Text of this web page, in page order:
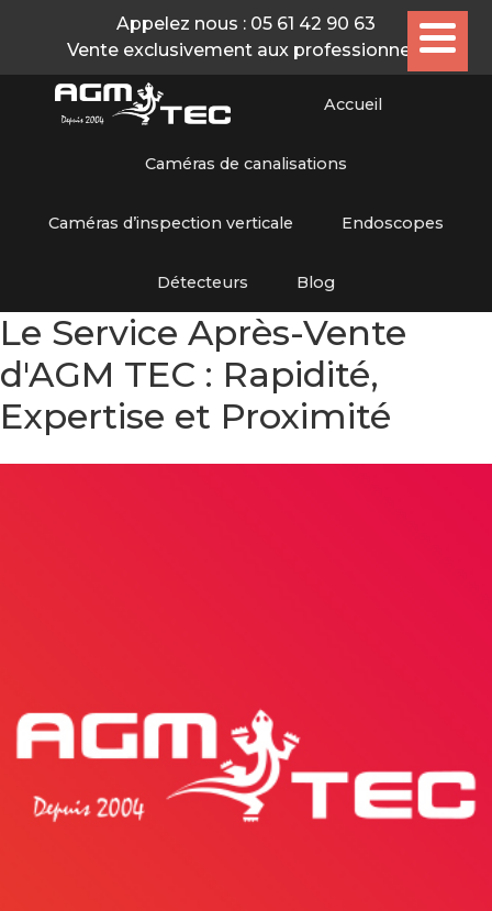
Appelez nous : 05 61 42 90 63
Vente exclusivement aux professionnels
Accueil
Caméras de canalisations
Caméras d’inspection verticale Endoscopes
Détecteurs Blog
Le Service Après-Vente
d'AGM TEC : Rapidité,
Expertise et Proximité